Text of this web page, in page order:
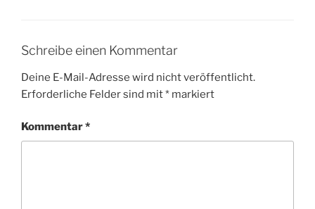
Schreibe einen Kommentar
Deine E-Mail-Adresse wird nicht veröffentlicht.
Erforderliche Felder sind mit* markiert
Kommentar*